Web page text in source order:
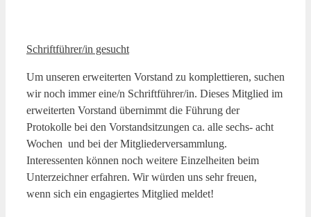
Schriftführer/in gesucht
Um unseren erweiterten Vorstand zu komplettieren, suchen
wir noch immer eine/n Schriftführer/in. Dieses Mitglied im
erweiterten Vorstand übernimmt die Führung der
Protokolle bei den Vorstandsitzungen ca. alle sechs- acht
Wochen und bei der Mitgliederversammlung.
Interessenten können noch weitere Einzelheiten beim
Unterzeichner erfahren. Wir würden uns sehr freuen,
wenn sich ein engagiertes Mitglied meldet!